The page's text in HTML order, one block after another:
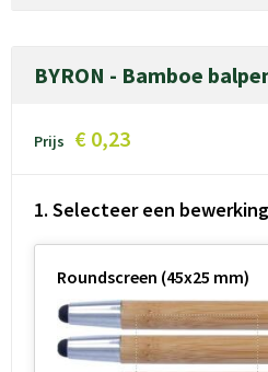
BYRON - Bamboe
Prijs € 0,23
1. Selecteer een bewerking
Roundscreen (45x25 mm)